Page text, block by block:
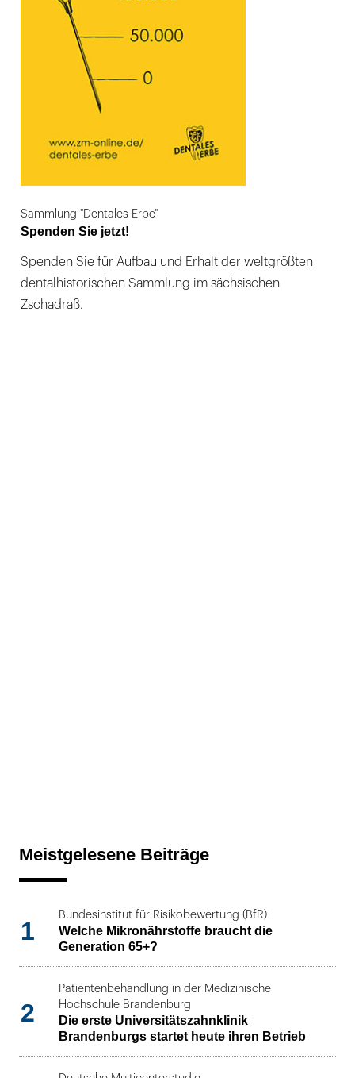
Sammlung "Dentales Erbe"
Spenden Sie jetzt!
Spenden Sie für Aufbau und Erhalt der weltgrößten
dentalhistorischen Sammlung im sächsischen
Zschadraß.
Meistgelesene Beiträge
1
Bundesinstitut für Risikobewertung (BfR)
Welche Mikronährstoffe braucht die
Generation 65+?
2
Patientenbehandlung in der Medizinische
Hochschule Brandenburg
Die erste Universitätszahnklinik
Brandenburgs startet heute ihren Betrieb